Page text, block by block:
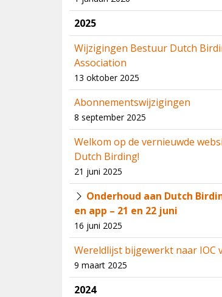
2025
Wijzigingen Bestuur Dutch
Association
13 oktober 2025
Abonnementswijzigingen
8 september 2025
Welkom op de vernieuwde
Dutch Birding!
21 juni 2025
Onderhoud aan Dutch
en app – 21 en 22 juni
16 juni 2025
Wereldlijst bijgewerkt naar IOC
9 maart 2025
2024